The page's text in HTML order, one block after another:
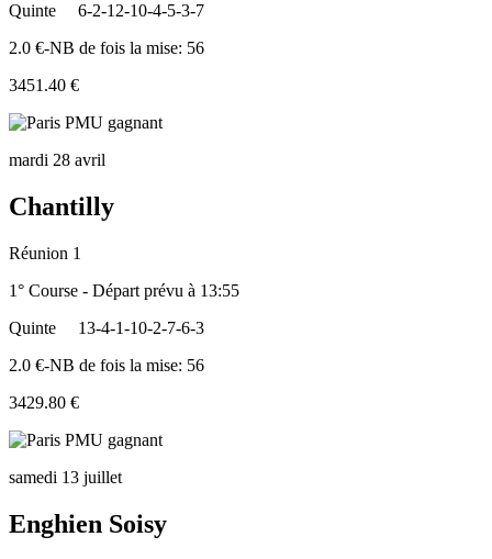
Quinte
6-2-12-10-4-5-3-7
2.0 €-NB de fois la mise: 56
3451.40 €
mardi 28 avril
Chantilly
Réunion 1
1° Course - Départ prévu à 13:55
Quinte
13-4-1-10-2-7-6-3
2.0 €-NB de fois la mise: 56
3429.80 €
samedi 13 juillet
Enghien Soisy